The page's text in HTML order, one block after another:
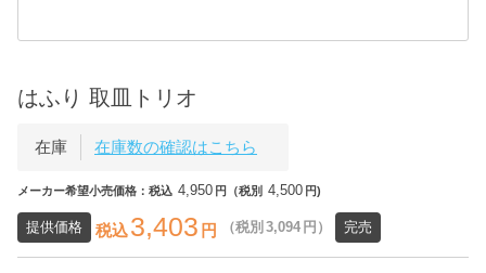
はふり 取皿トリオ
在庫 在庫数の確認はこちら
メーカー希望小売価格：税込 4,950 円（税別 4,500 円)
提供価格 税込3,403 円 （税別 3,094 円） 完売